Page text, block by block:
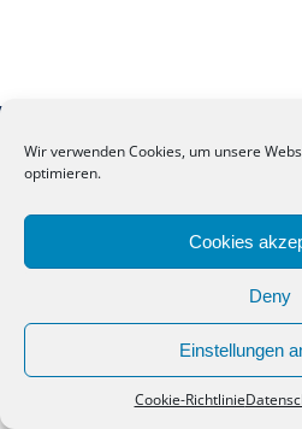
Wir verwenden Cookies, um unsere
optimieren.
Cookies
Deny
Einstellungen
Cookie-Richtlinie
Copyright. Alle